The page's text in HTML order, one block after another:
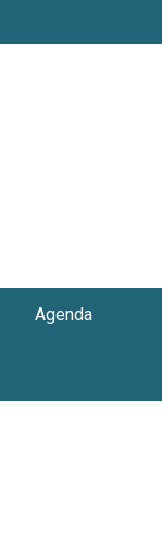
Agenda